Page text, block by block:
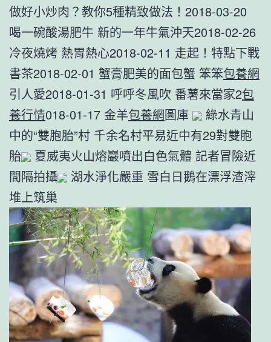
做好小炒肉？教你5種精致做法！2018-03-20
喝一碗酸湯肥牛 新的一年牛氣沖天2018-02-26
冷夜燒烤 熱胃熱心2018-02-11 走起！特點下戰
書茶2018-02-01 蟹膏肥美的面包蟹 笨笨包養網
引人愛2018-01-31 呼呼冬風吹 番薯來當家2包
養行情018-01-17 金羊包養網圖庫
綠水青山
中的“雙胞胎”村 千余名村平易近中有29對雙胞
胎
夏威夷火山熔巖噴出白色氣體 記者冒險近
間隔拍攝
湖水淨化嚴重 雪白日鵝在漂浮渣滓
堆上筑巢